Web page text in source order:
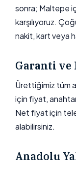
sonra; Maltepe
karşılıyoruz.
nakit, kart veya
Garanti ve
Ürettiğimiz tüm
için fiyat,
Net fiyat için
alabilirsiniz.
Anadolu